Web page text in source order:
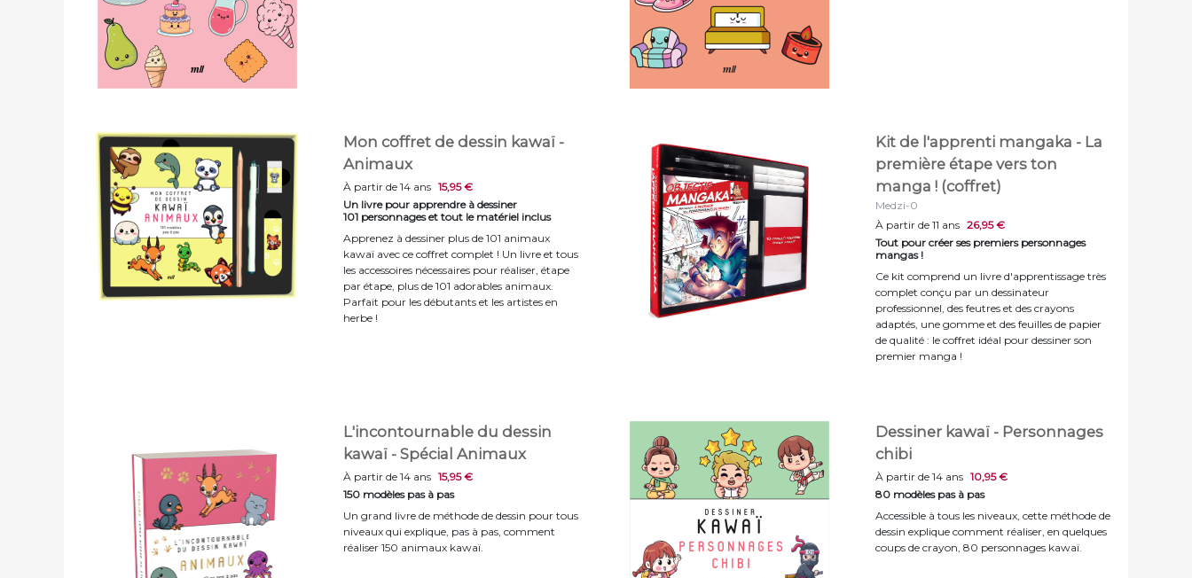
Mon coffret de dessin kawaï -
Animaux
À partir de 14 ans 15,95 €
Un livre pour apprendre à dessiner
101 personnages et tout le matériel inclus
Apprenez à dessiner plus de 101 animaux
kawaï avec ce coffret complet ! Un livre et tous
les accessoires nécessaires pour réaliser, étape
par étape, plus de 101 adorables animaux.
Parfait pour les débutants et les artistes en
herbe !
Kit de l'apprenti mangaka - La
première étape vers ton
manga ! (coffret)
Medzi-0
À partir de 11 ans 26,95 €
Tout pour créer ses premiers personnages
mangas !
Ce kit comprend un livre d'apprentissage très
complet conçu par un dessinateur
professionnel, des feutres et des crayons
adaptés, une gomme et des feuilles de papier
de qualité : le coffret idéal pour dessiner son
premier manga !
L'incontournable du dessin
kawaï - Spécial Animaux
À partir de 14 ans 15,95 €
150 modèles pas à pas
Un grand livre de méthode de dessin pour tous
niveaux qui explique, pas à pas, comment
réaliser 150 animaux kawaï.
Dessiner kawaï - Personnages
chibi
À partir de 14 ans 10,95 €
80 modèles pas à pas
Accessible à tous les niveaux, cette méthode de
dessin explique comment réaliser, en quelques
coups de crayon, 80 personnages kawaï.